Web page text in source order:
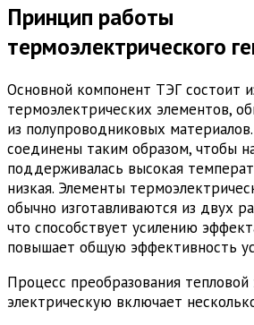
Принцип работы
термоэлектрического
Основной компонент ТЭГ состоит
термоэлектрических элементов,
из полупроводниковых
соединены таким образом, чтобы
поддерживалась высокая
низкая. Элементы
обычно изготавливаются из двух
что способствует усилению
повышает общую эффективность
Процесс преобразования тепловой
электрическую включает